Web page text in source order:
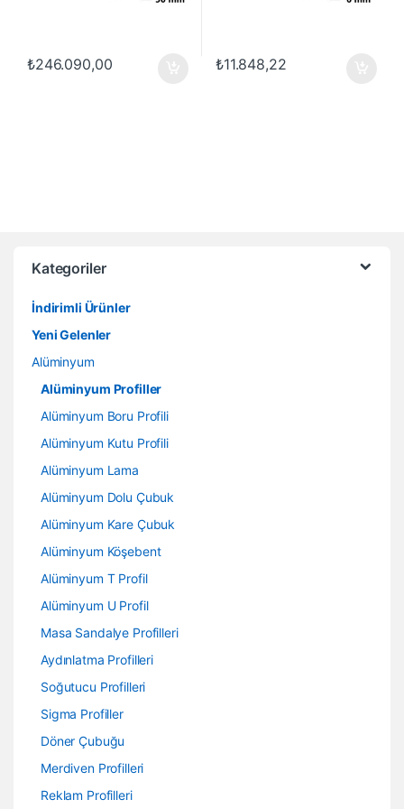
₺246.090,00 ₺11.848,22
Kategoriler
İndirimli Ürünler
Yeni Gelenler
Alüminyum
Alüminyum Profiller
Alüminyum Boru Profili
Alüminyum Kutu Profili
Alüminyum Lama
Alüminyum Dolu Çubuk
Alüminyum Kare Çubuk
Alüminyum Köşebent
Alüminyum T Profil
Alüminyum U Profil
Masa Sandalye Profilleri
Aydınlatma Profilleri
Soğutucu Profilleri
Sigma Profiller
Döner Çubuğu
Merdiven Profilleri
Reklam Profilleri